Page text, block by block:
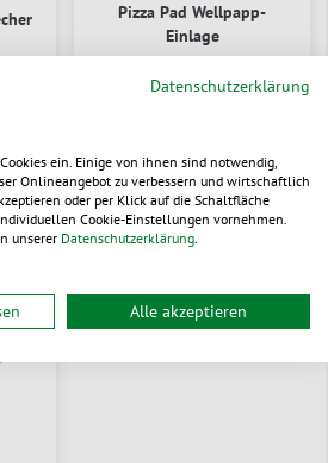
Pizza Pad Wellpapp-
Einlage
Aus 4 Varianten wählen
lieferbar
Datenschutzerklärung
ein. Einige von ihnen sind notwendig,
Onlineangebot zu verbessern und wirtschaftlich
oder per Klick auf die Schaltfläche
Cookie-Einstellungen vornehmen.
unserer Datenschutzerklärung
Alle akzeptieren